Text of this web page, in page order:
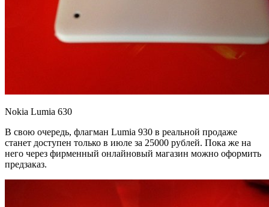
Nokia Lumia 630
В свою очередь, флагман Lumia 930 в реальной продаже
станет доступен только в июле за 25000 рублей. Пока же на
него через фирменный онлайновый магазин можно оформить
предзаказ.